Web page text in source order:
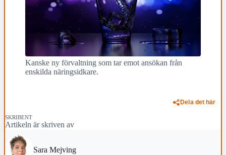
Kanske ny förvaltning som tar emot ansökan från
enskilda näringsidkare.
Dela det här
SKRIBENT
Artikeln är skriven av
Sara Mejving